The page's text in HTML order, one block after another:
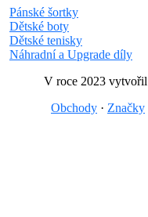
Pánské šortky
Dětské boty
Dětské tenisky
Náhradní a Upgrade díly
V roce 2023 vytvořil
Obchody · Značky